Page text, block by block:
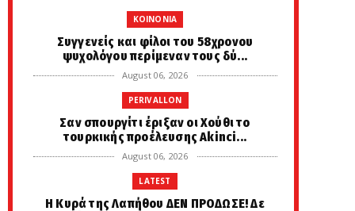
KOINONIA
Συγγενείς και φίλοι του 58χρονου
ψυχολόγου περίμεναν τους δύ...
August 06, 2026
PERIVALLON
Σαν σπουργίτι έριξαν οι Χούθι το
τουρκικής προέλευσης Akinci...
August 06, 2026
LATEST
Η Κυρά της Λαπήθου ΔΕΝ ΠΡΟΔΩΣΕ! Δε